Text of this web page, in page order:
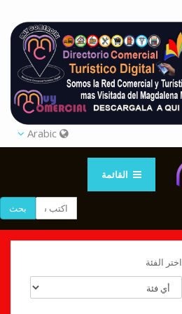
القائمة
بحث
اختر الفئة